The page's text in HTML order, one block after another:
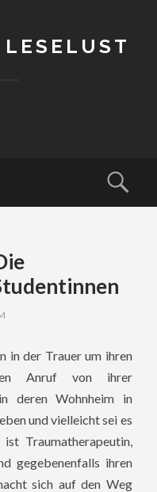
in der Trauer um ihren
Anruf von ihrer
deren Wohnheim in
und vielleicht sei es
Traumatherapeutin,
gegebenenfalls ihren
sich auf den Weg